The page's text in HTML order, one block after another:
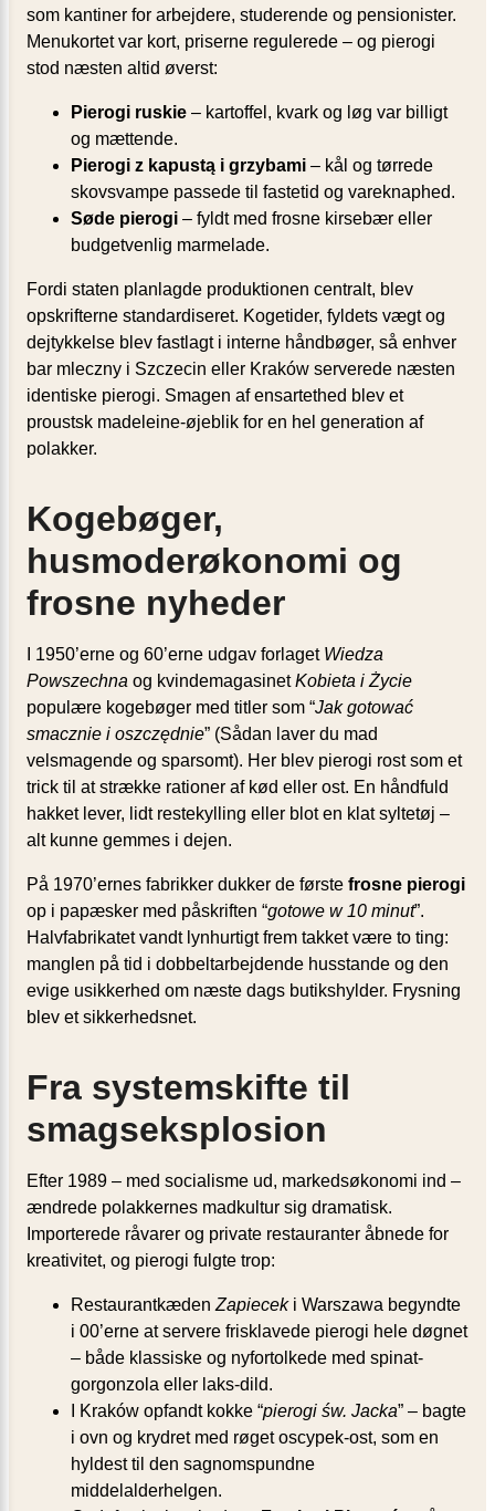
som kantiner for arbejdere, studerende og pensionister.
Menukortet var kort, priserne regulerede – og pierogi
stod næsten altid øverst:
Pierogi ruskie – kartoffel, kvark og løg var billigt
og mættende.
Pierogi z kapustą i grzybami – kål og tørrede
skovsvampe passede til fastetid og vareknaphed.
Søde pierogi – fyldt med frosne kirsebær eller
budgetvenlig marmelade.
Fordi staten planlagde produktionen centralt, blev
opskrifterne standardiseret. Kogetider, fyldets vægt og
dejtykkelse blev fastlagt i interne håndbøger, så enhver
bar mleczny i Szczecin eller Kraków serverede næsten
identiske pierogi. Smagen af ensartethed blev et
proustsk madeleine-øjeblik for en hel generation af
polakker.
Kogebøger,
husmoderøkonomi og
frosne nyheder
I 1950’erne og 60’erne udgav forlaget Wiedza
Powszechna og kvindemagasinetKobieta i Życie
populære kogebøger med titler som “Jak gotować
smacznie i oszczędnie” (Sådan laver du mad
velsmagende og sparsomt). Her blev pierogi rost som et
trick til at strække rationer af kød eller ost. En håndfuld
hakket lever, lidt restekylling eller blot en klat syltetøj –
alt kunne gemmes i dejen.
På 1970’ernes fabrikker dukker de første frosne pierogi
op i papæsker med påskriften “gotowe w 10 minut”.
Halvfabrikatet vandt lynhurtigt frem takket være to ting:
manglen på tid i dobbeltarbejdende husstande og den
evige usikkerhed om næste dags butikshylder. Frysning
blev et sikkerhedsnet.
Fra systemskifte til
smagseksplosion
Efter 1989 – med socialisme ud, markedsøkonomi ind –
ændrede polakkernes madkultur sig dramatisk.
Importerede råvarer og private restauranter åbnede for
kreativitet, og pierogi fulgte trop:
RestaurantkædenZapieceki Warszawa begyndte
i 00’erne at servere frisklavede pierogi hele døgnet
– både klassiske og nyfortolkede med spinat-
gorgonzola eller laks-dild.
I Kraków opfandt kokke “pierogi św. Jacka” – bagte
i ovn og krydret med røget oscypek-ost, som en
hyldest til den sagnomspundne
middelalderhelgen.